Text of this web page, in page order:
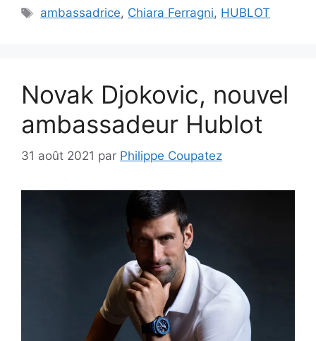
Étiquettes
ambassadrice, Chiara Ferragni, HUBLOT
Novak Djokovic, nouvel
ambassadeur Hublot
31 août 2021 par Philippe Coupatez